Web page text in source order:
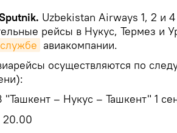
Uzbekistan Airways 1, 2 и 4
рейсы в Нукус, Термез и
авиакомпании.
осуществляются по
"Ташкент – Нукус – Ташкент" 1
20.00